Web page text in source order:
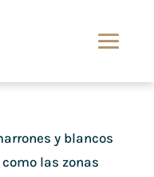
boda en más dels
y blancos
las zonas